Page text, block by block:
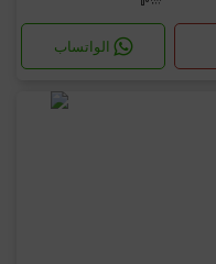
الواتساب